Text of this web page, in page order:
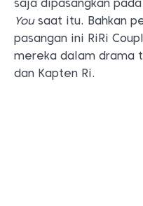
saja dipasangkan
Yousaat itu. Bahkan
pasangan ini RiRi
mereka dalam drama
dan Kapten Ri.